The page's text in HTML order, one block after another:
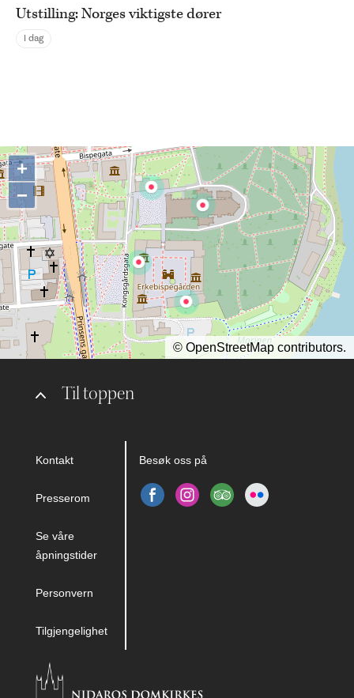
Utstilling: Norges viktigste dører
I dag
Til toppen
Kontakt
Presserom
Se våre
åpningstider
Personvern
Tilgjengelighet
Besøk oss på
+
−
© OpenStreetMap contributors.